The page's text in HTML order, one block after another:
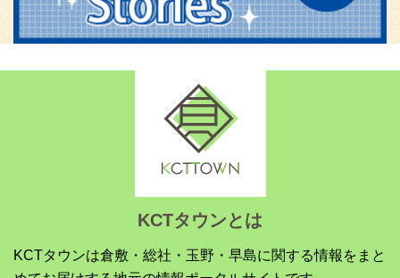
KCTタウンとは
KCTタウンは倉敷・総社・玉野・早島に関する情報をまと